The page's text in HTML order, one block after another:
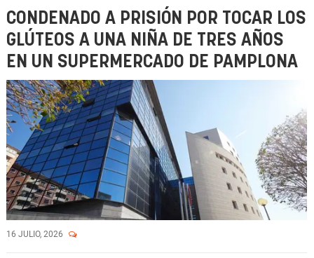
CONDENADO A PRISIÓN POR TOCAR LOS
GLÚTEOS A UNA NIÑA DE TRES AÑOS
EN UN SUPERMERCADO DE PAMPLONA
16 JULIO, 2026